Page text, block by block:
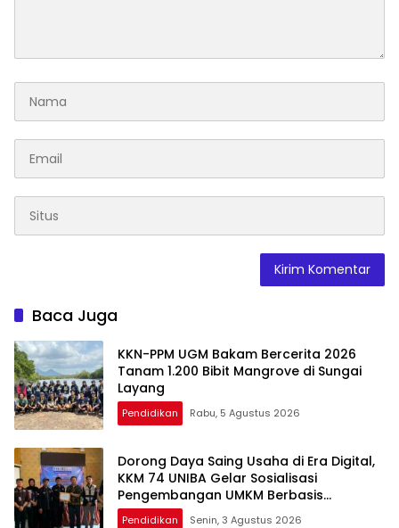
Baca Juga
KKN-PPM UGM Bakam Bercerita 2026
Tanam 1.200 Bibit Mangrove di Sungai
Layang
Pendidikan Rabu, 5 Agustus 2026
Dorong Daya Saing Usaha di Era Digital,
KKM 74 UNIBA Gelar Sosialisasi
Pengembangan UMKM Berbasis
Technopreneurship
Pendidikan Senin, 3 Agustus 2026